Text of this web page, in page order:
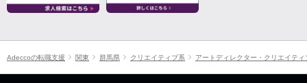
Adeccoの転職支援 関東 群馬県 クリエイティブ系 アートディレクター・クリエイテ